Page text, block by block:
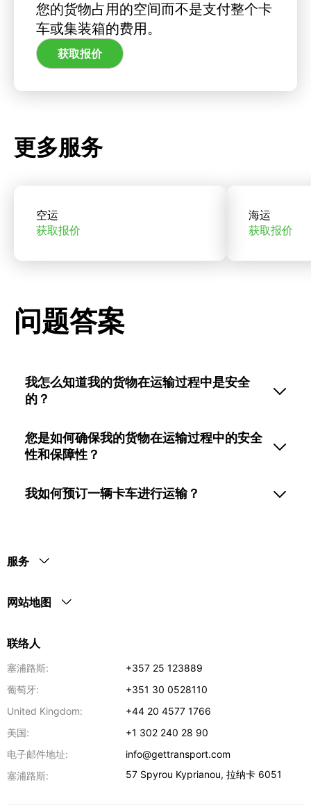
您的货物占用的空间而不是支付整个卡
车或集装箱的费用。
获取报价
更多服务
空运
获取报价
海运
获取报价
问题答案
我怎么知道我的货物在运输过程中是安全
的？
您是如何确保我的货物在运输过程中的安全
性和保障性？
我如何预订一辆卡车进行运输？
服务
网站地图
联络人
塞浦路斯:
+357 25 123889
葡萄牙:
+351 30 0528110
United Kingdom:
+44 20 4577 1766
美国:
+1 302 240 28 90
电子邮件地址:
info@gettransport.com
塞浦路斯:
57 Spyrou Kyprianou,拉纳卡 6051